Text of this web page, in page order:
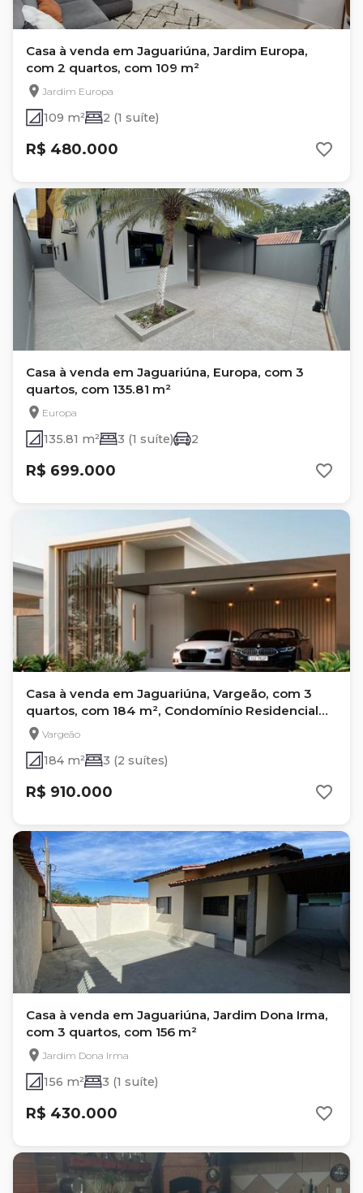
Casa à venda em Jaguariúna, Jardim Europa,
com 2 quartos, com 109 m²
Jardim Europa
109 m² 2 (1 suíte)
R$ 480.000
Casa à venda em Jaguariúna, Europa, com 3
quartos, com 135.81 m²
Europa
135.81 m² 3 (1 suíte) 2
R$ 699.000
Casa à venda em Jaguariúna, Vargeão, com 3
quartos, com 184 m², Condomínio Residencial
Jose Artosi
Vargeão
184 m² 3 (2 suítes)
R$ 910.000
Casa à venda em Jaguariúna, Jardim Dona Irma,
com 3 quartos, com 156 m²
Jardim Dona Irma
156 m² 3 (1 suíte)
R$ 430.000